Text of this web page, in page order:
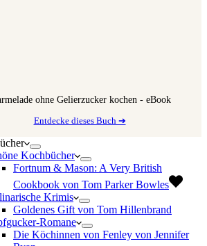
ohne Gelierzucker kochen - eBook
Entdecke dieses Buch ➔
Kochbücher
Fortnum & Mason: A Very British
Cookbook von Tom Parker Bowles
Krimis
Goldenes Gift von Tom Hillenbrand
Romane
Die Köchinnen von Fenley von Jennifer